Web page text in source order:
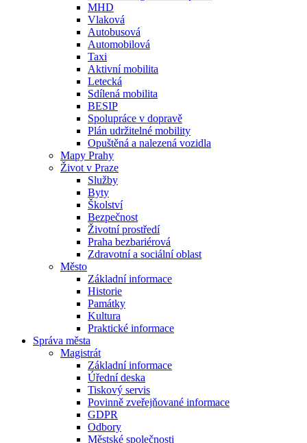
MHD
Vlaková
Autobusová
Automobilová
Taxi
Aktivní mobilita
Letecká
Sdílená mobilita
BESIP
Spolupráce v dopravě
Plán udržitelné mobility
Opuštěná a nalezená vozidla
Mapy Prahy
Život v Praze
Služby
Byty
Školství
Bezpečnost
Životní prostředí
Praha bezbariérová
Zdravotní a sociální oblast
Město
Základní informace
Historie
Památky
Kultura
Praktické informace
Správa města
Magistrát
Základní informace
Úřední deska
Tiskový servis
Povinně zveřejňované informace
GDPR
Odbory
Městské společnosti